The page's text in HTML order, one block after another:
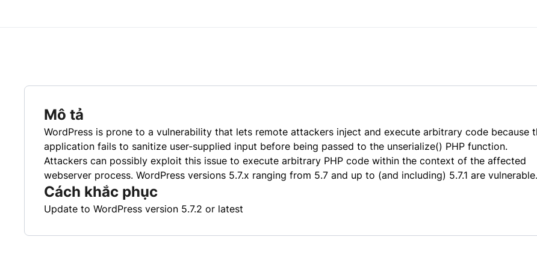
Mô tả
WordPress is prone to a vulnerability that lets remote attackers inject and execute arbitrary code because
application fails to sanitize user-supplied input before being passed to the unserialize() PHP function.
Attackers can possibly exploit this issue to execute arbitrary PHP code within the context of the affected
webserver process. WordPress versions 5.7.x ranging from 5.7 and up to (and including) 5.7.1 are vulnerable.
Cách khắc phục
Update to WordPress version 5.7.2 or latest